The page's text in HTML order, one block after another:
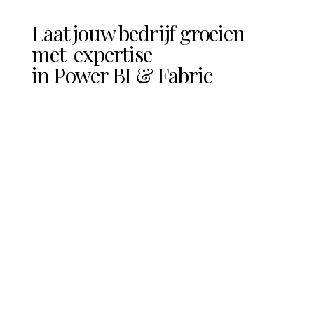
Laat jouw bedrijf groeien
met expertise
in Power BI & Fabric